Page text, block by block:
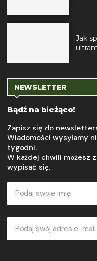
Jak
NEWSLETTER
Bądź na bieżąco!
Zapisz się do
Wiadomości wysyłamy
tygodni.
W każdej chwili możesz
wypisać się.